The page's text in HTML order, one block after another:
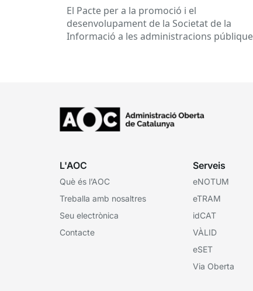
El Pacte per a la promoció i el
desenvolupament de la Societat de la
Informació a les administracions
L'AOC
Què és l’AOC
Treballa amb nosaltres
Seu electrònica
Contacte
Serveis
eNOTUM
eTRAM
idCAT
VÀLID
eSET
Via Oberta